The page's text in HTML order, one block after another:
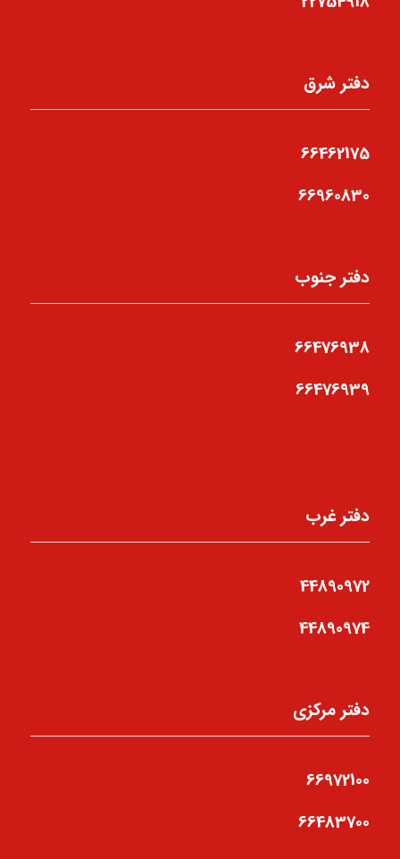
دفتر شرق
66462175
66960830
دفتر جنوب
66476938
66476939
دفتر غرب
44890972
44890974
دفتر مرکزی
66972100
66483700